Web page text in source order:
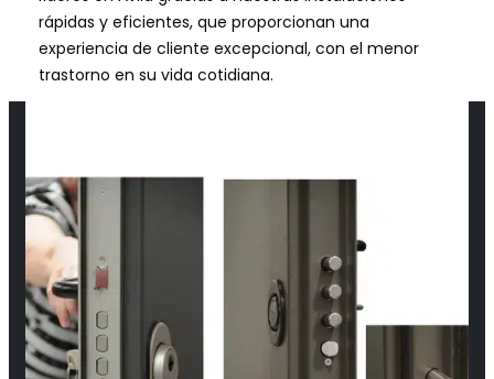
rápidas y eficientes, que proporcionan una
experiencia de cliente excepcional, con el menor
trastorno en su vida cotidiana.